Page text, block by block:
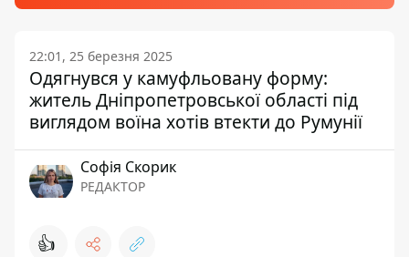
22:01, 25 березня 2025
Одягнувся у камуфльовану форму:
житель Дніпропетровської області під
виглядом воїна хотів втекти до Румунії
Софія Скорик
РЕДАКТОР
👍